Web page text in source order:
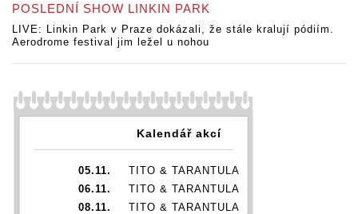
POSLEDNÍ SHOW LINKIN PARK
LIVE: Linkin Park v Praze dokázali, že stále kralují pódiím.
Aerodrome festival jim ležel u nohou
Kalendář akcí
05.11.
TITO & TARANTULA
06.11.
TITO & TARANTULA
08.11.
TITO & TARANTULA